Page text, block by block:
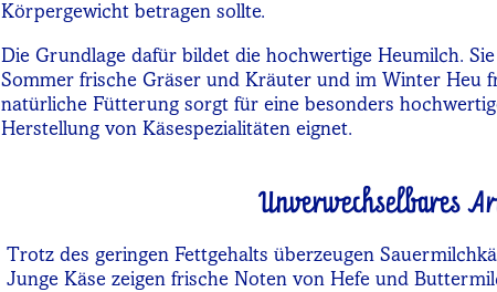
Körpergewicht betragen sollte.
Die Grundlage dafür bildet die hochwertige Heumilch.
Sommer frische Gräser und Kräuter und im Winter Heu
natürliche Fütterung sorgt für eine besonders
Herstellung von Käsespezialitäten eignet.
Unverwechselbares
Trotz des geringen Fettgehalts überzeugen
Junge Käse zeigen frische Noten von Hefe und